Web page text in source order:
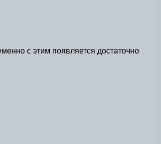
с этим появляется достаточно